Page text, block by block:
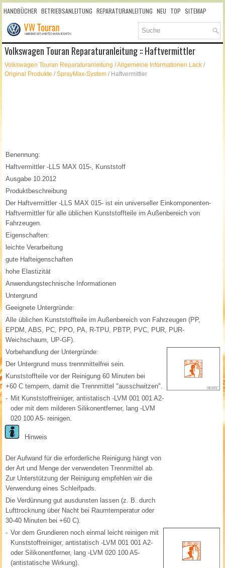
HANDBÜCHER BETRIEBSANLEITUNG REPARATURANLEITUNG NEU TOP SITEMAP
SUCHLAUF
Volkswagen Touran Reparaturanleitung :: Haftvermittler
Volkswagen Touran Reparaturanleitung /Allgemeine Informationen Lack /
Original Produkte /SprayMax-System / Haftvermittler
Benennung:
Haftvermittler -LLS MAX 015-, Kunststoff
Ausgabe 10.2012
Produktbeschreibung
Der Haftvermittler -LLS MAX 015- ist ein universeller Einkomponenten-
Haftvermittler für alle üblichen Kunststoffteile im Außenbereich von
Fahrzeugen.
Eigenschaften:
leichte Verarbeitung
gute Hafteigenschaften
hohe Elastizität
Anwendungstechnische Informationen
Untergrund
Geeignete Untergründe:
Alle üblichen Kunststoffteile im Außenbereich von Fahrzeugen (PP,
EPDM, ABS, PC, PPO, PA, R-TPU, PBTP, PVC, PUR, PUR-
Weichschaum, UP-GF).
Vorbehandlung der Untergründe:
Der Untergrund muss trennmittelfrei sein.
Kunststoffteile vor der Reinigung 60 Minuten bei
+60 C tempern, damit die Trennmittel "ausschwitzen".
- Mit Kunststoffreiniger, antistatisch -LVM 001 001 A2-
oder mit dem milderen Silikonentferner, lang -LVM
020 100 A5- reinigen.
Hinweis
Der Aufwand für die erforderliche Reinigung hängt von
der Art und Menge der verwendeten Trennmittel ab.
Zur Unterstützung der Reinigung empfehlen wir die
Verwendung eines Schleifpads.
Die Verdünnung gut ausdunsten lassen (z. B. durch
Lufttrocknung über Nacht bei Raumtemperatur oder
30-40 Minuten bei +60 C).
- Vor dem Grundieren noch einmal leicht reinigen mit
Kunststoffreiniger, antistatisch -LVM 001 001 A2-
oder Silikonentferner, lang -LVM 020 100 A5-
(antistatische Wirkung).